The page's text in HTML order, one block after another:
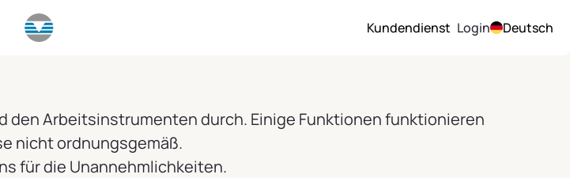
Kundendienst Login Deutsch
den Arbeitsinstrumenten durch. Einige Funktionen funktionieren
nicht ordnungsgemäß.
für die Unannehmlichkeiten.